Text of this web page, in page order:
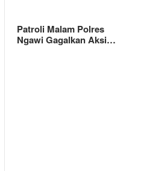
Patroli Malam Polres
Ngawi Gagalkan Aksi…